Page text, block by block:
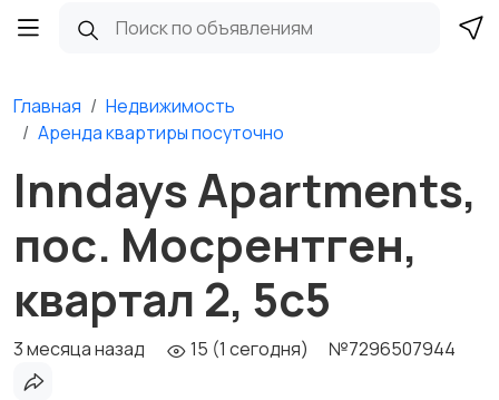
Главная
Недвижимость
Аренда квартиры посуточно
Inndays Apartments,
пос. Мосрентген,
квартал 2, 5с5
3 месяца назад 15 (1 сегодня) №7296507944